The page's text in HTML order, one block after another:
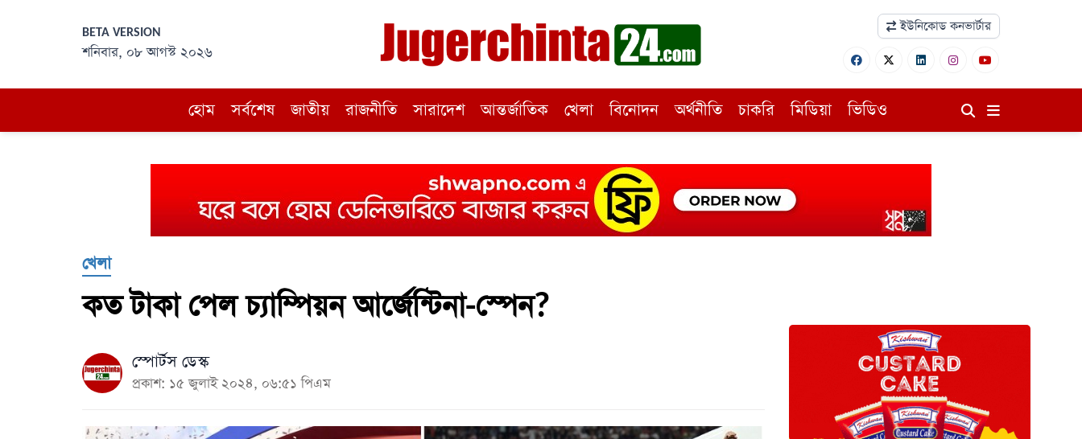
BETA VERSION
শনিবার, ০৮ আগস্ট ২০২৬
ইউনিকোড কনভার্টার
হোম সর্বশেষ জাতীয় রাজনীতি সারাদেশ আন্তর্জাতিক খেলা বিনোদন অর্থনীতি চাকরি মিডিয়া ভিডিও
খেলা
কত টাকা পেল চ্যাম্পিয়ন আর্জেন্টিনা-স্পেন?
স্পোর্টস ডেস্ক
প্রকাশ: ১৫ জুলাই ২০২৪, ০৬:৫১ পিএম